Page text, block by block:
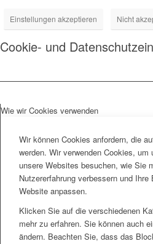
Einstellungen akzeptieren Nicht
Cookie- und
Wie wir Cookies verwenden
Wir können Cookies anfordern, die
werden. Wir verwenden Cookies,
unsere Websites besuchen, wie Sie
Nutzererfahrung verbessern und
Website anpassen.
Klicken Sie auf die verschiedenen
mehr zu erfahren. Sie können auch
ändern. Beachten Sie, dass das